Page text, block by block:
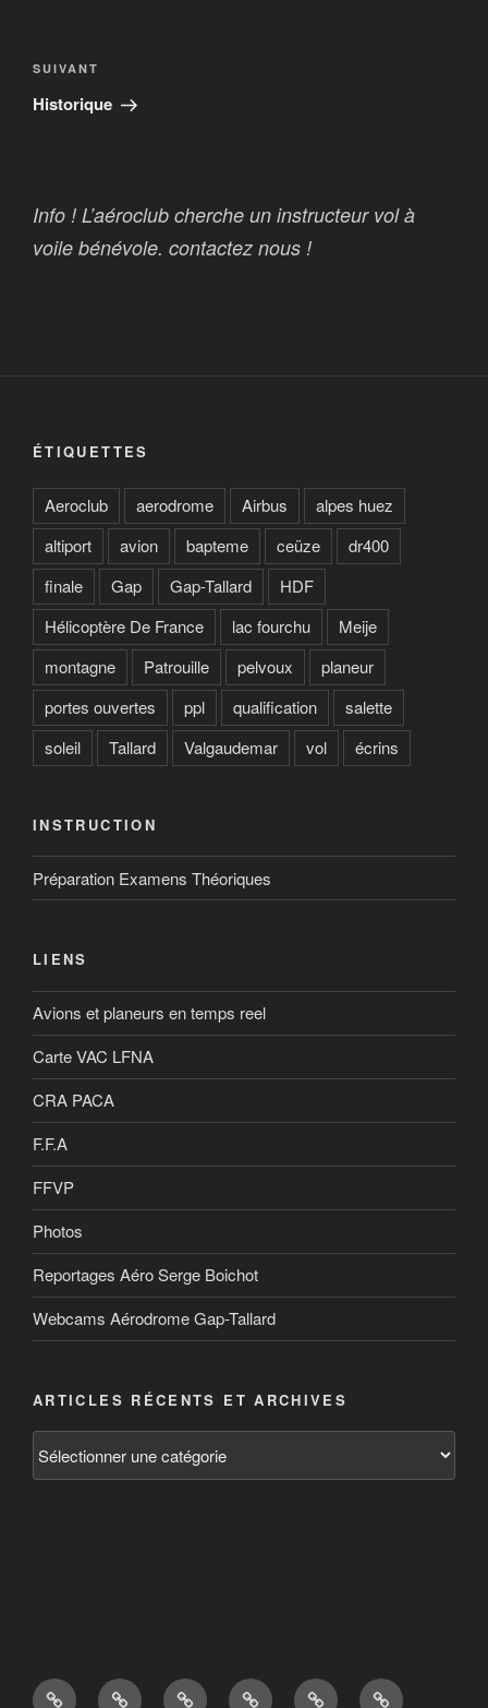
de
l’article
Article
suivant
SUIVANT
Historique
Info ! L’aéroclub cherche un instructeur vol à
voile bénévole. contactez nous !
ÉTIQUETTES
Aeroclub aerodrome Airbus
alpes huez
altiport
avion bapteme ceüze
dr400
finale
Gap Gap-Tallard
HDF
Hélicoptère De France
lac fourchu
Meije
montagne
Patrouille pelvoux
planeur
portes ouvertes
ppl qualification
salette
soleil
Tallard Valgaudemar vol écrins
INSTRUCTION
Préparation Examens Théoriques
LIENS
Avions et planeurs en temps reel
Carte VAC LFNA
CRA PACA
F.F.A
FFVP
Photos
Reportages Aéro Serge Boichot
Webcams Aérodrome Gap-Tallard
ARTICLES RÉCENTS ET ARCHIVES
récents
BienvenueBIA,
AérodromeTarifs Contact Actualités